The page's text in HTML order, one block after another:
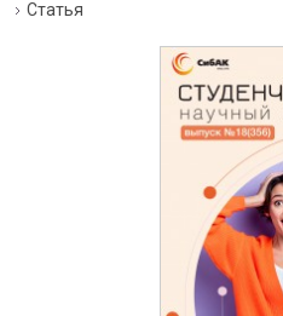
Статья